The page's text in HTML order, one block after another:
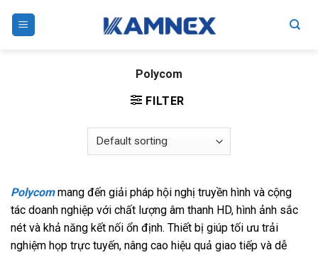
Polycom
FILTER
Polycommang đến giải pháp hội nghị truyền hình và cộng
tác doanh nghiệp với chất lượng âm thanh HD, hình ảnh sắc
nét và khả năng kết nối ổn định. Thiết bị giúp tối ưu trải
nghiệm họp trực tuyến, nâng cao hiệu quả giao tiếp và dễ